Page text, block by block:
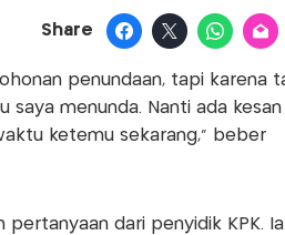
Share
penundaan, tapi karena
saya menunda. Nanti ada kesan
ketemu sekarang," beber
pertanyaan dari penyidik KPK. Ia